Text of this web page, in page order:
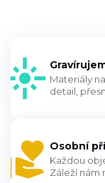
Materiály
detail,
Osobní
Každou
Záleží nám